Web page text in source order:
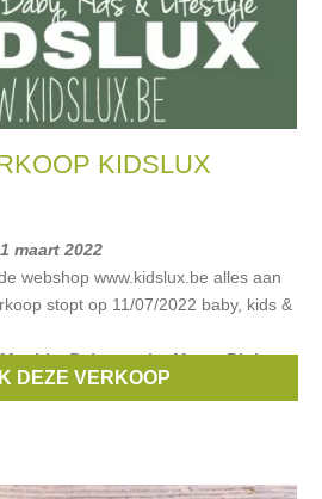
KIDSLUX
maart 2022
webshop www.kidslux.be alles aan
stopt op 11/07/2022 baby, kids &
Mushie,Baby on the Move,Bink
DEZE VERKOOP